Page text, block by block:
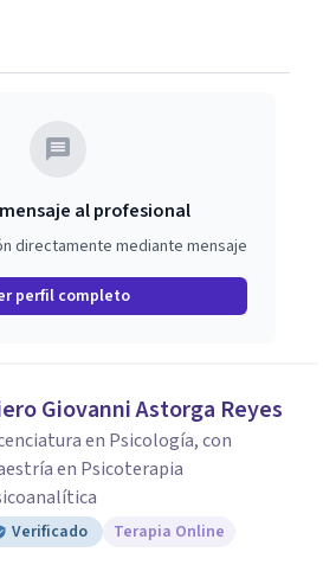
desarrollo personal,
emocionales y
para mejorar la calidad de vida.
al profesional
directamente mediante mensaje
perfil completo
Giovanni Astorga Reyes
en Psicología, con
en Psicoterapia
Verificado Terapia Online